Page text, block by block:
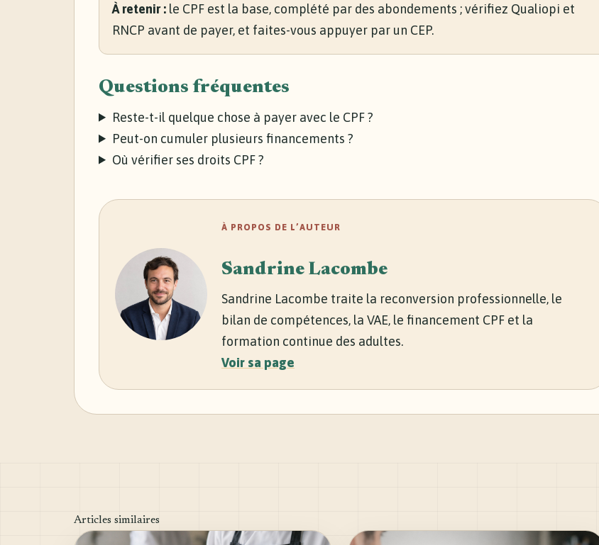
À retenir : le CPF est la base, complété par des abondements ; vérifiez Qualiopi et
RNCP avant de payer, et faites-vous appuyer par un CEP.
Questions fréquentes
Reste-t-il quelque chose à payer avec le CPF ?
Peut-on cumuler plusieurs financements ?
Où vérifier ses droits CPF ?
À PROPOS DE L’AUTEUR
Sandrine Lacombe
Sandrine Lacombe traite la reconversion professionnelle, le
bilan de compétences, la VAE, le financement CPF et la
formation continue des adultes.
Voir sa page
Articles similaires